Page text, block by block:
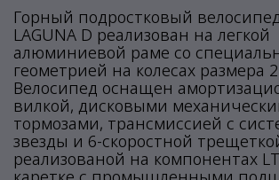
Горный подростковый велосипед
LAGUNA D реализован на легкой
алюминиевой раме со
геометрией на колесах размера
Велосипед оснащен
вилкой, дисковыми
тормозами, трансмиссией с
звезды и 6-скоростной
реализованой на компонентах